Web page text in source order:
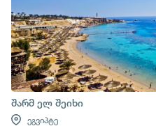
შარმ ელ შეიხი
ეგვიპტე